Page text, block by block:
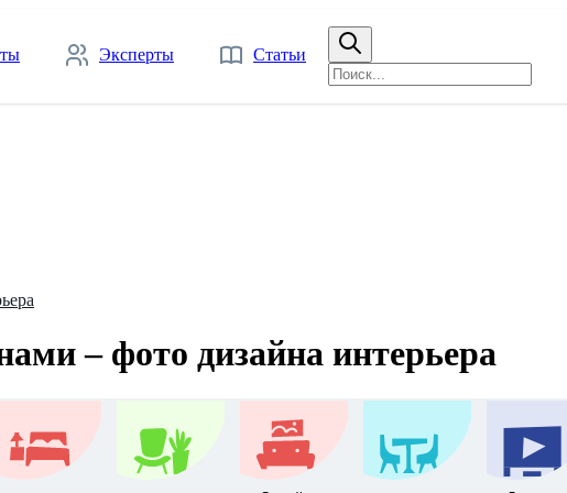
Эксперты Статьи
– фото дизайна интерьера